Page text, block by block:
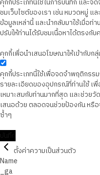
ชมเว็บไซต์ของเรา เช่น หมวดหมู่ แ
ข้อมูลเหล่านี้ และนำกลับมาใช้เมื่อท่
ปรับให้ท่านได้รับชมเนื้อหาได้ตรงกั
คุกกี้เพื่อนำเสนอโฆษณาให้เข้ากับก
คุกกี้ประเภทนี้ใช้เพื่อจดจำพฤติกรร
รายละเอียดของอุปกรณ์ที่ท่านใช้ เ
เหมาะสมกับท่านมากที่สุด และช่วย
เสนอด้วย ตลอดจนช่วยป้องกัน หรื
ซ้ำๆ
ตั้งค่าความเป็นส่วนตัว
Name
_ga